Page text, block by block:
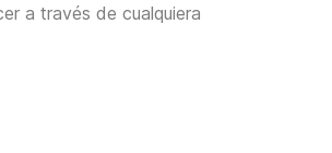
a través de cualquiera